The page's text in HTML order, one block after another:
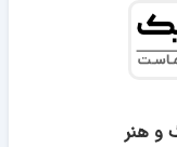
و هنر